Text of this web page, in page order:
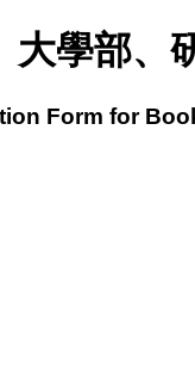
大學部、
Form for